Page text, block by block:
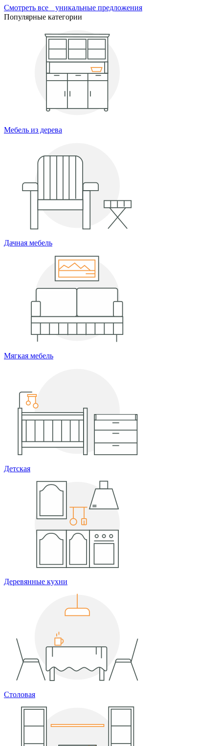
Смотреть все уникальные предложения
Популярные категории
Мебель из дерева
Дачная мебель
Мягкая мебель
Детская
Деревянные кухни
Столовая